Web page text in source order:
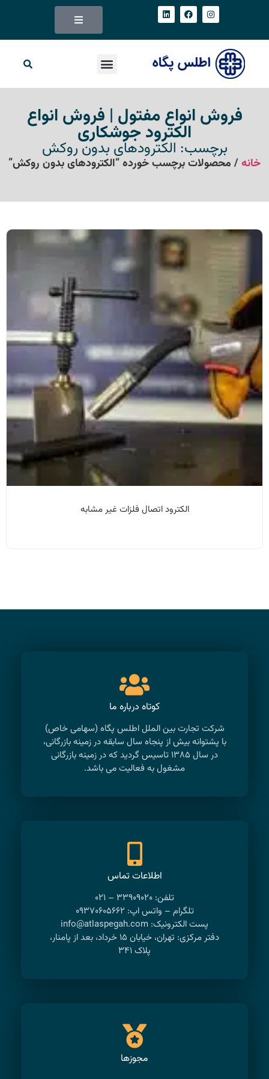
فروش انواع مفتول | فروش انواع
الکترود جوشکاری
برچسب: الکترودهای بدون روکش
خانه/ محصولات برچسب خورده “الکترودهای بدون روکش”
الکترود اتصال فلزات غیر مشابه
کوتاه درباره ما
شرکت تجارت بین الملل اطلس پگاه (سهامی خاص)
با پشتوانه بیش از پنجاه سال سابقه در زمینه بازرگانی،
در سال ۱۳۸۵ تاسیس گردید که در زمینه بازرگانی
مشغول به فعالیت می باشد.
اطلاعات تماس
تلفن: ۳۳۹۰۹۰۲۰ – ۰۲۱
تلگرام – واتس اپ: ۰۹۳۷۰۶۰۵۶۶۲
پست الکترونیک: info@atlaspegah.com
دفتر مرکزی: تهران، خیابان ۱۵ خرداد، بعد از پامنار،
پلاک ۳۴۱
مجوزها